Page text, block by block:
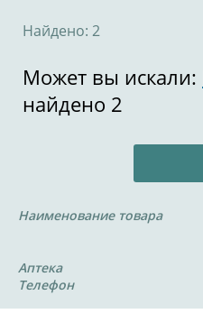
Найдено: 2
Может вы искали:
найдено 2
Наименование товара
Аптека
Телефон